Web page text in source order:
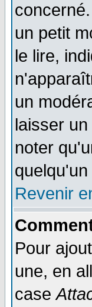
un petit
le lire,
un
laisser
noter
Revenir
Pour
une, en
case